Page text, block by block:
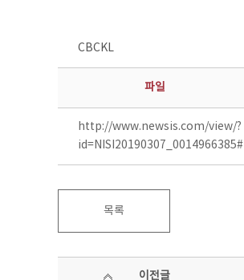
CBCKL
파일
http://www.newsis.com/view/?
id=NISI20190307_0014966385#
목록
이전글